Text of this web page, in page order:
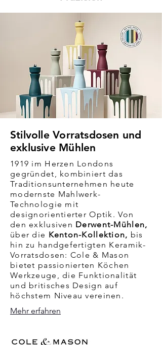
Stilvolle Vorratsdosen und
exklusive Mühlen
1919 im Herzen Londons
gegründet, kombiniert das
Traditionsunternehmen heute
modernste Mahlwerk-
Technologie mit
designorientierter Optik. Von
den exklusiven Derwent-Mühlen,
über die Kenton-Kollektion, bis
hin zu handgefertigten Keramik-
Vorratsdosen: Cole & Mason
bietet passionierten Köchen
Werkzeuge, die Funktionalität
und britisches Design auf
höchstem Niveau vereinen.
Mehr erfahren